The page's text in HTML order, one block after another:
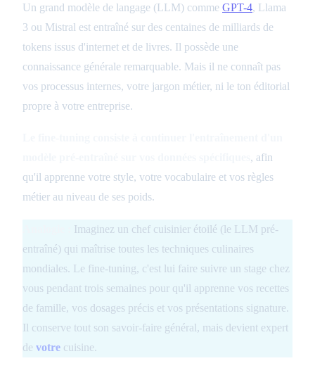
Un grand modèle de langage (LLM) comme GPT-4, Llama
3 ou Mistral est entraîné sur des centaines de milliards de
tokens issus d'internet et de livres. Il possède une
connaissance générale remarquable. Mais il ne connaît pas
vos processus internes, votre jargon métier, ni le ton éditorial
propre à votre entreprise.
, afin
qu'il apprenne votre style, votre vocabulaire et vos règles
métier au niveau de ses poids.
Imaginez un chef cuisinier étoilé (le LLM pré-
entraîné) qui maîtrise toutes les techniques culinaires
mondiales. Le fine-tuning, c'est lui faire suivre un stage chez
vous pendant trois semaines pour qu'il apprenne vos recettes
de famille, vos dosages précis et vos présentations signature.
Il conserve tout son savoir-faire général, mais devient expert
de votre cuisine.